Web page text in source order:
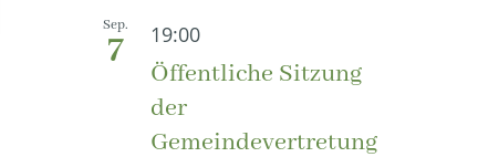
Sep.
7 19:00
Öffentliche Sitzung
der
Gemeindevertretung